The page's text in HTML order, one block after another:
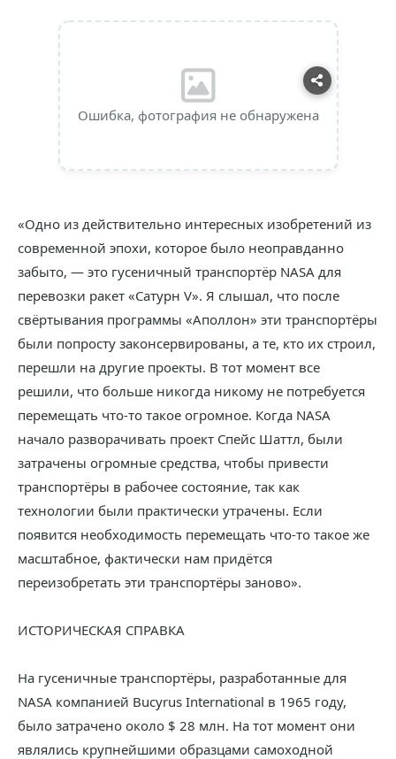
Ошибка, фотография не обнаружена
«Одно из действительно интересных изобретений из
современной эпохи, которое было неоправданно
забыто, — это гусеничный транспортёр NASA для
перевозки ракет «Сатурн V». Я слышал, что после
свёртывания программы «Аполлон» эти транспортёры
были попросту законсервированы, а те, кто их строил,
перешли на другие проекты. В тот момент все
решили, что больше никогда никому не потребуется
перемещать что-то такое огромное. Когда NASA
начало разворачивать проект Спейс Шаттл, были
затрачены огромные средства, чтобы привести
транспортёры в рабочее состояние, так как
технологии были практически утрачены. Если
появится необходимость перемещать что-то такое же
масштабное, фактически нам придётся
переизобретать эти транспортёры заново».
ИСТОРИЧЕСКАЯ СПРАВКА
На гусеничные транспортёры, разработанные для
NASA компанией Bucyrus International в 1965 году,
было затрачено около $ 28 млн. На тот момент они
являлись крупнейшими образцами самоходной